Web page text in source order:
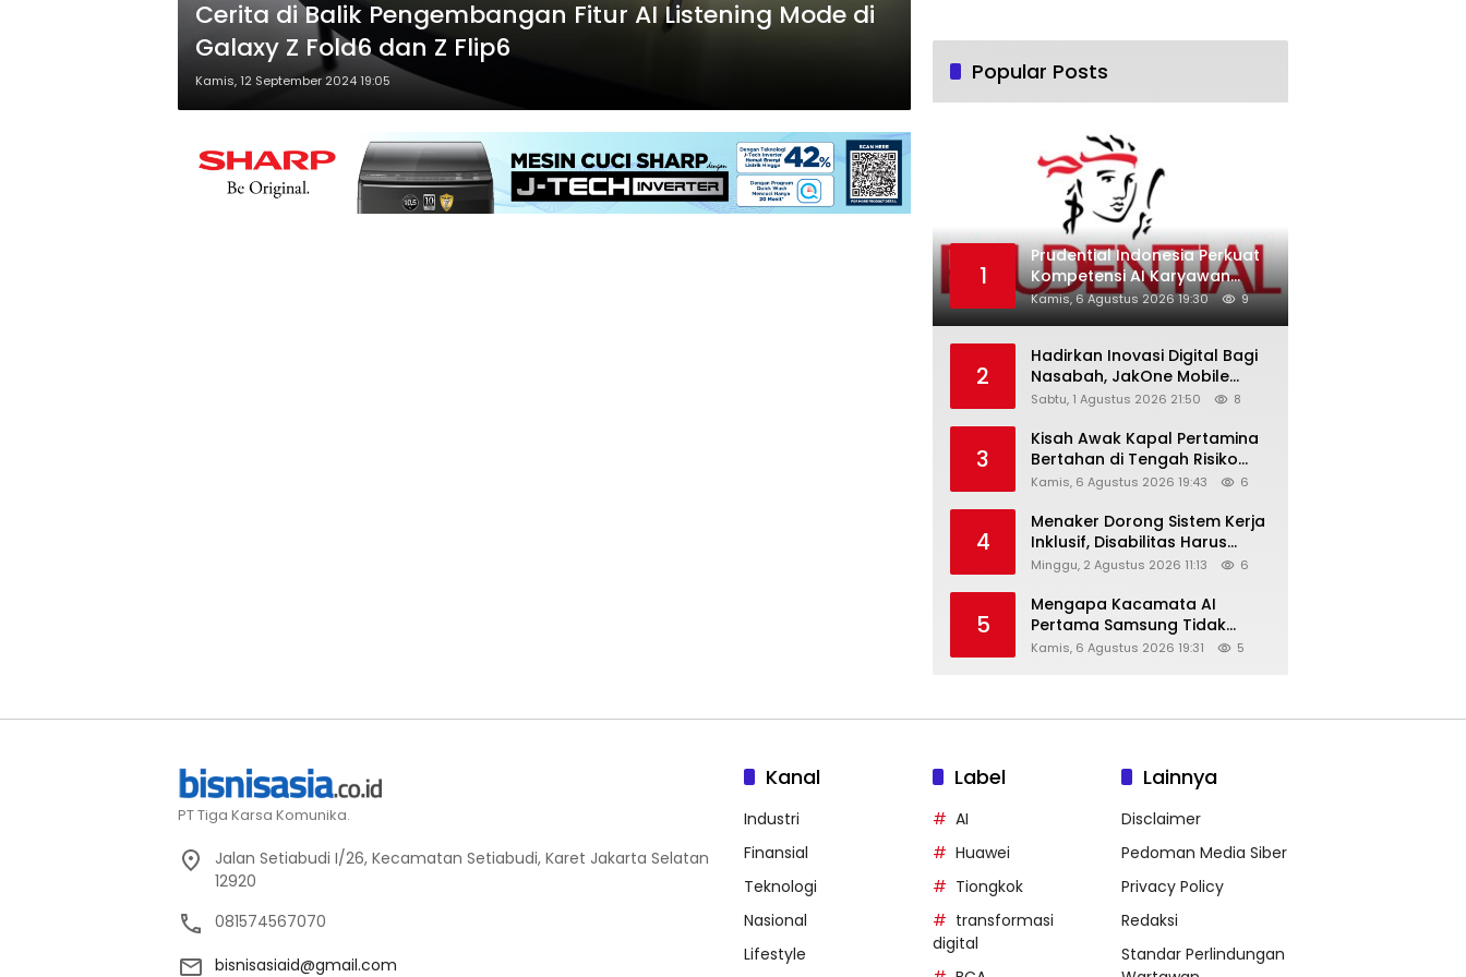
Cerita di Balik Pengembangan Fitur AI Listening Mode di
Galaxy Z Fold6 dan Z Flip6
Kamis, 12 September 2024 19:05 Popular Posts
1
Prudential Indonesia Perkuat
Kompetensi AI Karyawan
Lewat AI Week
Kamis, 6 Agustus 2026 19:30 9
2
Hadirkan Inovasi Digital Bagi
Nasabah, JakOne Mobile
Antar Bank Jakarta Sukses
Awards 2026
Sabtu, 1 Agustus 2026 21:50 8
3
Kisah Awak Kapal Pertamina
Bertahan di Tengah Risiko
Pelayaran Selat Hormuz
Kamis, 6 Agustus 2026 19:43 6
4
Menaker Dorong Sistem Kerja
Inklusif, Disabilitas Harus
Dapat Kesempatan Setara
Minggu, 2 Agustus 2026 11:13 6
5
Mengapa Kacamata AI
Pertama Samsung Tidak
Dibekali Layar?
Kamis, 6 Agustus 2026 19:31 5
PT Tiga Karsa Komunika.
Jalan Setiabudi I/26, Kecamatan Setiabudi, Karet Jakarta Selatan
12920
081574567070
bisnisasiaid@gmail.com
Kanal
Industri
Finansial
Teknologi
Nasional
Lifestyle
Label
AI
Huawei
Tiongkok
transformasi
digital
Lainnya
Disclaimer
Pedoman Media Siber
Privacy Policy
Redaksi
Standar Perlindungan